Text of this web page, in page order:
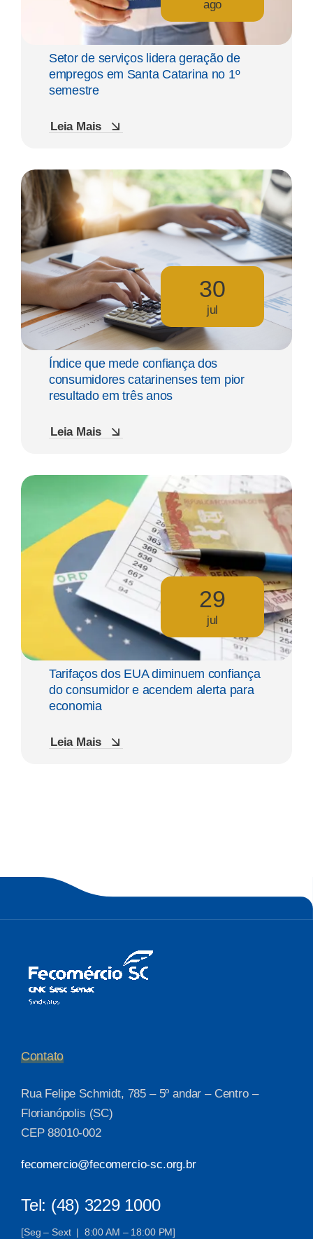
ago
Setor de serviços lidera geração de
empregos em Santa Catarina no 1º
semestre
Leia Mais
30
jul
Índice que mede confiança dos
consumidores catarinenses tem pior
resultado em três anos
Leia Mais
29
jul
Tarifaços dos EUA diminuem confiança
do consumidor e acendem alerta para
economia
Leia Mais
Contato
Rua Felipe Schmidt, 785 – 5º andar – Centro –
Florianópolis (SC)
CEP 88010-002
fecomercio@fecomercio-sc.org.br
Tel: (48) 3229 1000
[Seg – Sext | 8:00 AM – 18:00 PM]